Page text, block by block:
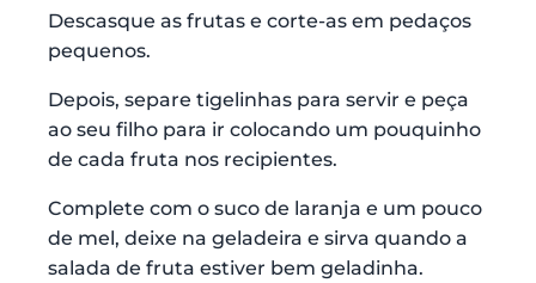
Descasque as frutas e corte-as em pedaços
pequenos.
Depois, separe tigelinhas para servir e peça
ao seu filho para ir colocando um pouquinho
de cada fruta nos recipientes.
Complete com o suco de laranja e um pouco
de mel, deixe na geladeira e sirva quando a
salada de fruta estiver bem geladinha.